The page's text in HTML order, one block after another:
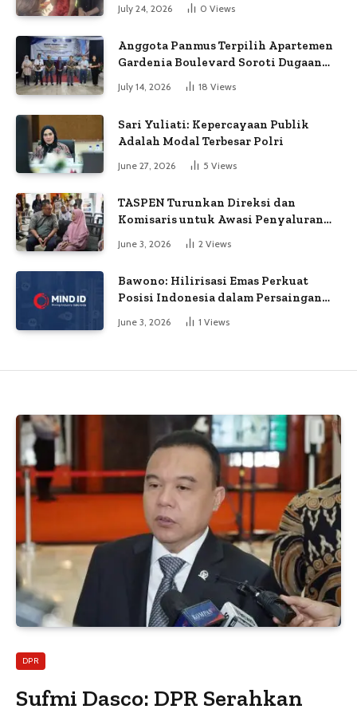
July 24, 2026 0 Views
Anggota Panmus Terpilih Apartemen
Gardenia Boulevard Soroti Dugaan
Kejanggalan Voting
July 14, 2026 18 Views
Sari Yuliati: Kepercayaan Publik
Adalah Modal Terbesar Polri
June 27, 2026 5 Views
TASPEN Turunkan Direksi dan
Komisaris untuk Awasi Penyaluran
June 3, 2026 2 Views
Bawono: Hilirisasi Emas Perkuat
Posisi Indonesia dalam Persaingan
Industri Global
June 3, 2026 1 Views
DPR
Sufmi Dasco: DPR Serahkan